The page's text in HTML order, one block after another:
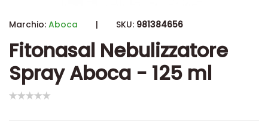
Marchio: Aboca | SKU: 981384656
Fitonasal Nebulizzatore
Spray Aboca - 125 ml